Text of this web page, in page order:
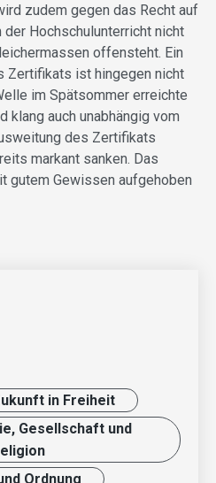
zudem gegen das Recht auf
Hochschulunterricht nicht
offensteht. Ein
Zertifikats ist hingegen nicht
im Spätsommer erreichte
klang auch unabhängig vom
des Zertifikats
markant sanken. Das
gutem Gewissen aufgehoben
in Freiheit
Gesellschaft und
Ordnung